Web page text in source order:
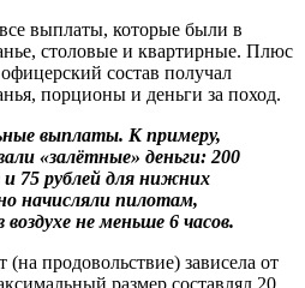
выплаты, которые были в
столовые и квартирные. Плюс
состав получал
порционы и деньги за поход.
выплаты. К примеру,
«залётные» деньги: 200
и 75 рублей для нижних
начисляли пилотам,
не меньше 6 часов.
продовольствие) зависела от
размер составлял 20